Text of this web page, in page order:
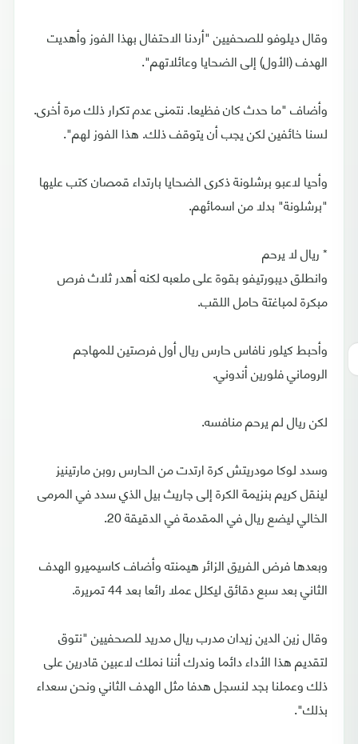
وقال ديلوفو للصحفيين "أردنا الاحتفال بهذا الفوز وأهديت
الهدف (الأول) إلى الضحايا وعائلاتهم".
وأضاف "ما حدث كان فظيعا. نتمنى عدم تكرار ذلك مرة أخرى.
لسنا خائفين لكن يجب أن يتوقف ذلك. هذا الفوز لهم".
وأحيا لاعبو برشلونة ذكرى الضحايا بارتداء قمصان كتب عليها
"برشلونة" بدلا من اسمائهم.
* ريال لا يرحم
وانطلق ديبورتيفو بقوة على ملعبه لكنه أهدر ثلاث فرص
مبكرة لمباغتة حامل اللقب.
وأحبط كيلور نافاس حارس ريال أول فرصتين للمهاجم
الروماني فلورين أندوني.
لكن ريال لم يرحم منافسه.
وسدد لوكا مودريتش كرة ارتدت من الحارس روبن مارتينيز
لينقل كريم بنزيمة الكرة إلى جاريث بيل الذي سدد في المرمى
الخالي ليضع ريال في المقدمة في الدقيقة 20.
وبعدها فرض الفريق الزائر هيمنته وأضاف كاسيميرو الهدف
الثاني بعد سبع دقائق ليكلل عملا رائعا بعد 44 تمريرة.
وقال زين الدين زيدان مدرب ريال مدريد للصحفيين "نتوق
لتقديم هذا الأداء دائما وندرك أننا نملك لاعبين قادرين على
ذلك وعملنا بجد لنسجل هدفا مثل الهدف الثاني ونحن سعداء
بذلك".